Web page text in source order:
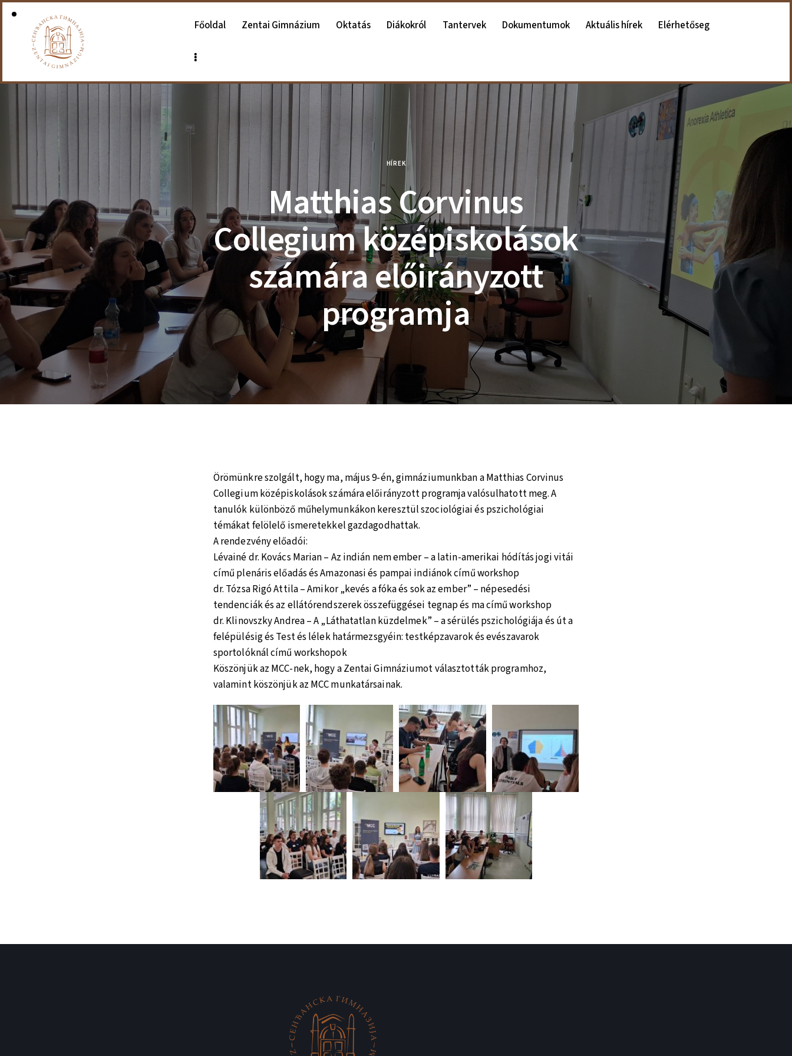
Főoldal Zentai Gimnázium Oktatás Diákokról Tantervek Dokumentumok Aktuális hírek Elérhetőseg
HÍREK
Matthias Corvinus
Collegium középiskolások
számára előirányzott
programja
Örömünkre szolgált, hogy ma, május 9-én, gimnáziumunkban a Matthias Corvinus
Collegium középiskolások számára előirányzott programja valósulhatott meg. A
tanulók különböző műhelymunkákon keresztül szociológiai és pszichológiai
témákat felölelő ismeretekkel gazdagodhattak.
A rendezvény előadói:
Lévainé dr. Kovács Marian – Az indián nem ember – a latin-amerikai hódítás jogi vitái
című plenáris előadás és Amazonasi és pampai indiánok című workshop
dr. Tózsa Rigó Attila – Amikor „kevés a fóka és sok az ember” – népesedési
tendenciák és az ellátórendszerek összefüggései tegnap és ma című workshop
dr. Klinovszky Andrea – A „Láthatatlan küzdelmek” – a sérülés pszichológiája és út a
felépülésig és Test és lélek határmezsgyéin: testképzavarok és evészavarok
sportolóknál című workshopok
Köszönjük az MCC-nek, hogy a Zentai Gimnáziumot választották programhoz,
valamint köszönjük az MCC munkatársainak.